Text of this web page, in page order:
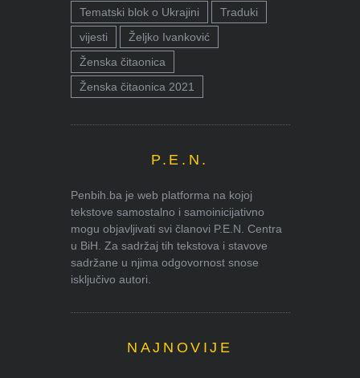
Tematski blok o Ukrajini
Traduki
vijesti
Željko Ivanković
Ženska čitaonica
Ženska čitaonica 2021
P.E.N.
Penbih.ba je web platforma na kojoj
tekstove samostalno i samoinicijativno
mogu objavljivati svi članovi P.E.N. Centra
u BiH. Za sadržaj tih tekstova i stavove
sadržane u njima odgovornost snose
isključivo autori.
NAJNOVIJE